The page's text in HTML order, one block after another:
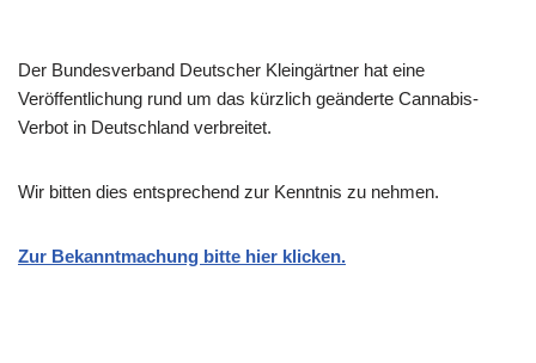
Der Bundesverband Deutscher Kleingärtner hat eine
Veröffentlichung rund um das kürzlich geänderte Cannabis-
Verbot in Deutschland verbreitet.
Wir bitten dies entsprechend zur Kenntnis zu nehmen.
Zur Bekanntmachung bitte hier klicken.